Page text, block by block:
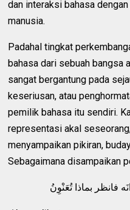
dan interaksi bahasa
manusia.
Padahal tingkat
bahasa dari sebuah bangsa
sangat bergantung pada
keseriusan, atau
pemilik bahasa itu sendiri.
representasi akal
menyampaikan pikiran,
Sebagaimana disampaikan
فانظر بماذا تُعَنْوِنُ